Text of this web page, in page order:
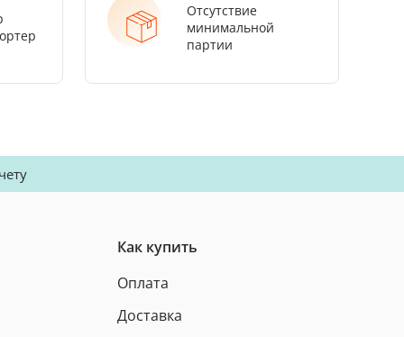
Отсутствие
минимальной
партии
Как купить
Оплата
Доставка